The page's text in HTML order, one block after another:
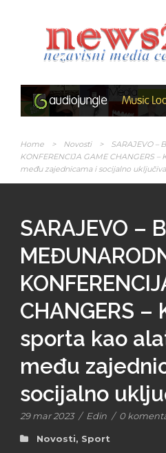
Home > Novosti >
SARAJEVO –
KONFERENCIJA GAME CHANGERS
među zajednicama i socijalno
SARAJEVO –
CHANGERS –
sporta kao
među
socijalno
29 mar 2023 / Edin / 0
Novosti, Sport